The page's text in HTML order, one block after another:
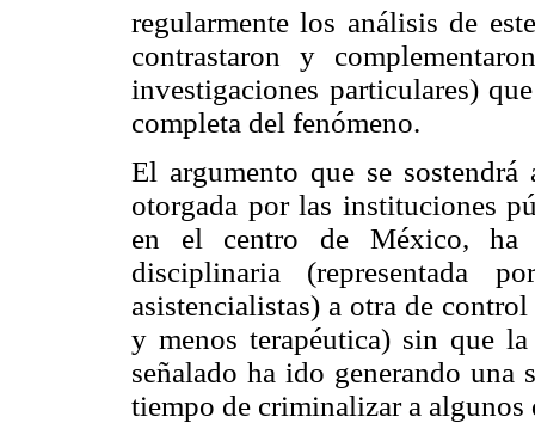
regularmente los análisis de
contrastaron y
investigaciones particulares)
completa del fenómeno.
El argumento que se
otorgada por las instituciones
en el centro de México, ha
disciplinaria (representada
asistencialistas) a otra de
y menos terapéutica) sin que
señalado ha ido generando una
tiempo de criminalizar a algunos